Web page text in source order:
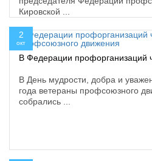
Кировской ...
2
окт
В Федерации профорганизаций
В День мудрости, добра и
года ветераны профсоюзного
собрались ...